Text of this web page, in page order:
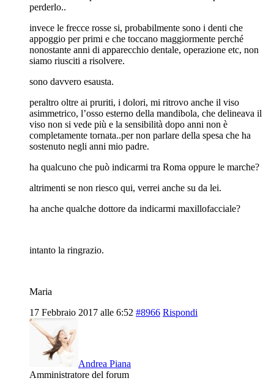
perderlo..
invece le frecce rosse si, probabilmente sono i denti che
appoggio per primi e che toccano maggiormente perché
nonostante anni di apparecchio dentale, operazione etc, non
siamo riusciti a risolvere.
sono davvero esausta.
peraltro oltre ai pruriti, i dolori, mi ritrovo anche il viso
asimmetrico, l’osso esterno della mandibola, che delineava il
viso non si vede più e la sensibilità dopo anni non è
completamente tornata..per non parlare della spesa che ha
sostenuto negli anni mio padre.
ha qualcuno che può indicarmi tra Roma oppure le marche?
altrimenti se non riesco qui, verrei anche su da lei.
ha anche qualche dottore da indicarmi maxillofacciale?
intanto la ringrazio.
Maria
17 Febbraio 2017 alle 6:52 #8966 Rispondi
Andrea Piana
Amministratore del forum